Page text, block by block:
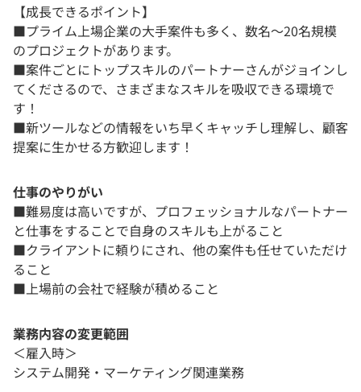
【成長できるポイント】
■プライム上場企業の大手案件も多く、数名～20名規模
のプロジェクトがあります。
■案件ごとにトップスキルのパートナーさんがジョインし
てくださるので、さまざまなスキルを吸収できる環境で
す！
■新ツールなどの情報をいち早くキャッチし理解し、顧客
提案に生かせる方歓迎します！
仕事のやりがい
■難易度は高いですが、プロフェッショナルなパートナー
と仕事をすることで自身のスキルも上がること
■クライアントに頼りにされ、他の案件も任せていただけ
ること
■上場前の会社で経験が積めること
業務内容の変更範囲
＜雇入時＞
システム開発・マーケティング関連業務